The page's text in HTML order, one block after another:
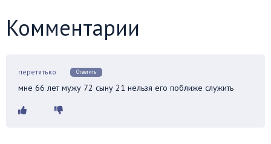
Комментарии
перетятько Ответить
мне 66 лет мужу 72 сыну 21 нельзя его поближе служить